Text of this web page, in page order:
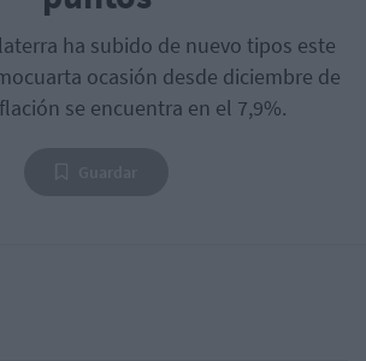
ha subido de nuevo tipos este
ocasión desde diciembre de
se encuentra en el 7,9%.